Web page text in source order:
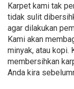
Karpet kami tak
tidak sulit
agar dilakukan
Kami akan
minyak, atau kopi.
membersihkan
Anda kira